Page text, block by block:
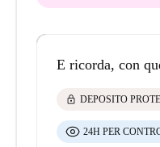
E ricorda, con
lock DEPOSITO
24H PER